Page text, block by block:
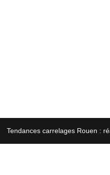
Tendances carrelages Rouen :